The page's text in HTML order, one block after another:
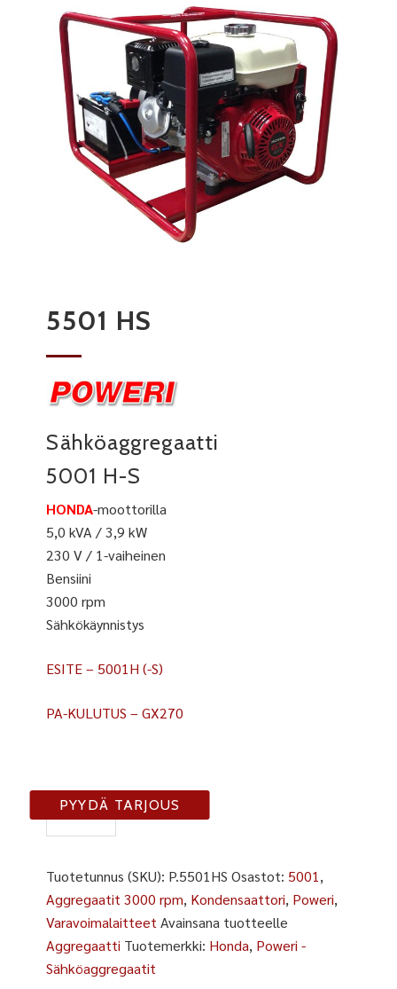
5501 HS
Sähköaggregaatti
5001 H-S
HONDA-moottorilla
5,0 kVA / 3,9 kW
230 V / 1-vaiheinen
Bensiini
3000 rpm
Sähkökäynnistys
ESITE – 5001H (-S)
PA-KULUTUS – GX270
5501
HS
PYYDÄ TARJOUS
Tuotetunnus (SKU): P.5501HS Osastot: 5001,
Aggregaatit 3000 rpm, Kondensaattori, Poweri,
Varavoimalaitteet Avainsana tuotteelle
Aggregaatti Tuotemerkki: Honda, Poweri -
Sähköaggregaatit